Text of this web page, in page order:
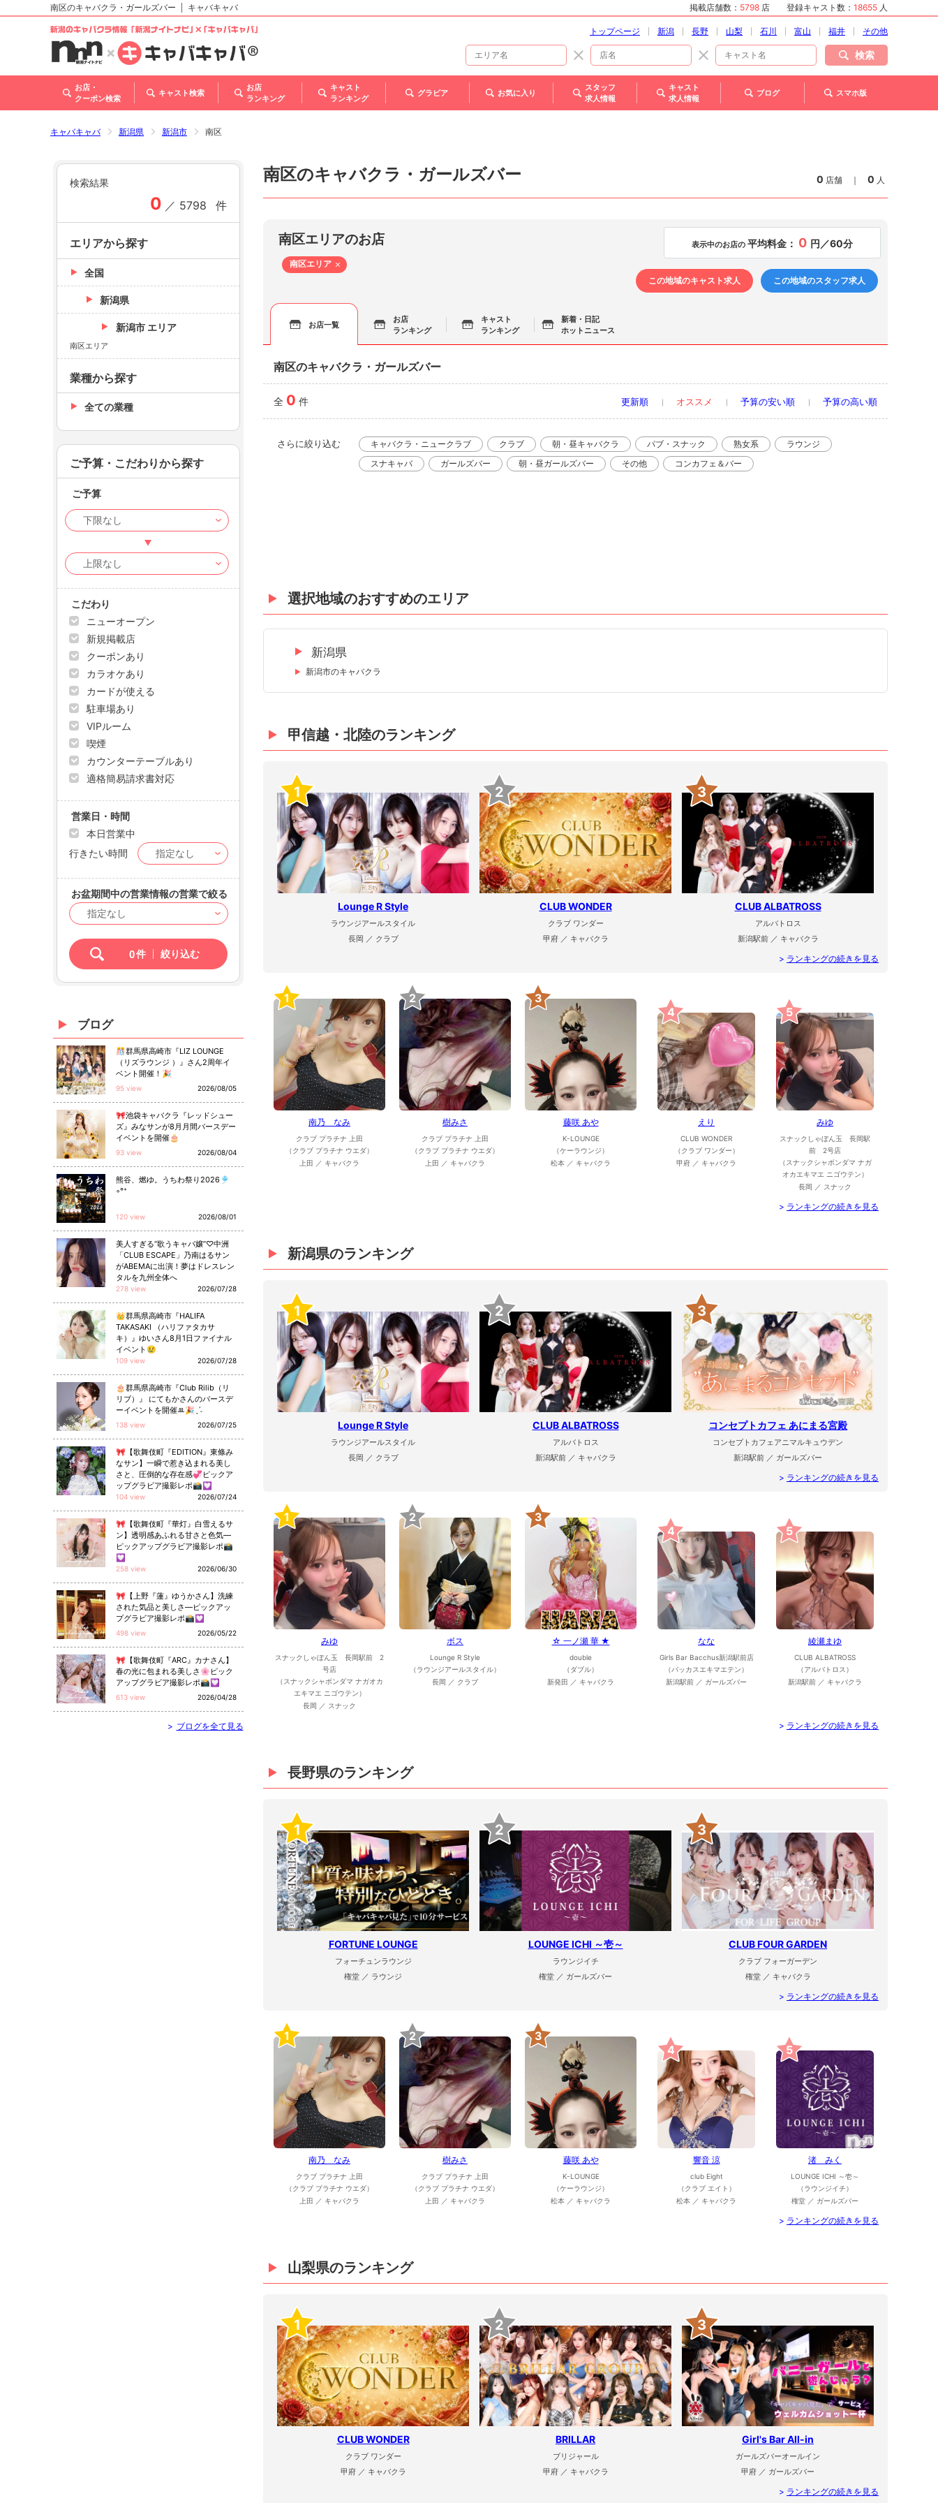
北海道
東北
甲信越・北陸
関西
南区のキャバクラ・ガールズバー キャバキャバ 掲載店舗数： 5798 店 登録キャスト数： 18655 人
トップページ 新潟 長野 山梨 石川 富山 福井 その他
検索
お店・
クーポン検索
キャスト検索
お店
ランキング
キャスト
ランキング
グラビア お気に入り
スタッフ
求人情報
キャスト
求人情報
ブログ スマホ版
キャバキャバ 新潟県 新潟市 南区
南区のキャバクラ・ガールズバー 0 店舗 ｜ 0 人
南区エリアのお店 表示中のお店の 平均料金： 0 円／60分
南区エリア
この地域のキャスト求人
この地域のスタッフ求人
お店一覧
お店
ランキング
キャスト
ランキング
新着・日記
ホットニュース
南区のキャバクラ・ガールズバー
全 0 件 更新順 オススメ 予算の安い順 予算の高い順
さらに絞り込む キャバクラ・ニュークラブ クラブ 朝・昼キャバクラ パブ・スナック 熟女系
ラウンジ
スナキャバ
ガールズバー 朝・昼ガールズバー その他 コンカフェ＆バー
選択地域のおすすめのエリア
新潟県
新潟市のキャバクラ
甲信越・北陸のランキング
1
Lounge R Style
ラウンジアールスタイル
長岡 ／ クラブ
2
CLUB WONDER
クラブ ワンダー
甲府 ／ キャバクラ
3
CLUB ALBATROSS
アルバトロス
新潟駅前 ／ キャバクラ
> ランキングの続きを見る
1
南乃 なみ
クラブ プラチナ 上田
（クラブ プラチナ ウエダ）
上田 ／ キャバクラ
2
樹みさ
クラブ プラチナ 上田
（クラブ プラチナ ウエダ）
上田 ／ キャバクラ
3
藤咲 あや
K-LOUNGE
（ケーラウンジ）
松本 ／ キャバクラ
4
えり
CLUB WONDER
（クラブ ワンダー）
甲府 ／ キャバクラ
5
みゆ
スナックしゃぼん玉 長岡駅
前 2号店
（スナックシャボンダマ ナガ
オカエキマエ ニゴウテン）
長岡 ／ スナック
> ランキングの続きを見る
新潟県のランキング
1
Lounge R Style
ラウンジアールスタイル
長岡 ／ クラブ
2
CLUB ALBATROSS
アルバトロス
新潟駅前 ／ キャバクラ
3
コンセプトカフェ あにまる宮殿
コンセプトカフェアニマルキュウデン
新潟駅前 ／ ガールズバー
> ランキングの続きを見る
1
みゆ
スナックしゃぼん玉 長岡駅前 2
号店
（スナックシャボンダマ ナガオカ
エキマエ ニゴウテン）
長岡 ／ スナック
2
ボス
Lounge R Style
（ラウンジアールスタイル）
長岡 ／ クラブ
3
☆ 一ノ瀬 華 ★
double
（ダブル）
新発田 ／ キャバクラ
4
なな
Girls Bar Bacchus新潟駅前店
（バッカスエキマエテン）
新潟駅前 ／ ガールズバー
5
綾瀬まゆ
CLUB ALBATROSS
（アルバトロス）
新潟駅前 ／ キャバクラ
> ランキングの続きを見る
長野県のランキング
1
FORTUNE LOUNGE
フォーチュンラウンジ
権堂 ／ ラウンジ
2
LOUNGE ICHI ～壱～
ラウンジイチ
権堂 ／ ガールズバー
3
CLUB FOUR GARDEN
クラブ フォーガーデン
権堂 ／ キャバクラ
> ランキングの続きを見る
1
南乃 なみ
クラブ プラチナ 上田
（クラブ プラチナ ウエダ）
上田 ／ キャバクラ
2
樹みさ
クラブ プラチナ 上田
（クラブ プラチナ ウエダ）
上田 ／ キャバクラ
3
藤咲 あや
K-LOUNGE
（ケーラウンジ）
松本 ／ キャバクラ
4
響音 涼
club Eight
（クラブ エイト）
松本 ／ キャバクラ
5
渚 みく
LOUNGE ICHI ～壱～
（ラウンジイチ）
権堂 ／ ガールズバー
> ランキングの続きを見る
山梨県のランキング
1
CLUB WONDER
クラブ ワンダー
甲府 ／ キャバクラ
2
BRILLAR
ブリジャール
甲府 ／ キャバクラ
3
Girl's Bar All-in
ガールズバーオールイン
甲府 ／ ガールズバー
> ランキングの続きを見る
検索結果
0 ／ 5798 件
エリアから探す
全国
新潟県
新潟市 エリア
南区エリア
業種から探す
全ての業種
ご予算・こだわりから探す
ご予算
こだわり
ニューオープン
新規掲載店
クーポンあり
カラオケあり
カードが使える
駐車場あり
VIPルーム
喫煙
カウンターテーブルあり
適格簡易請求書対応
営業日・時間
本日営業中
行きたい時間
お盆期間中の営業情報の営業で絞る
0件 絞り込む
ブログ
🎊群馬県高崎市『LIZ LOUNGE
（リズラウンジ ）』さん2周年イ
ベント開催！🎉
95 view 2026/08/05
🎀池袋キャバクラ『レッドシュー
ズ』みなサンが8月月間バースデー
イベントを開催🎂
93 view 2026/08/04
熊谷、燃ゆ。うちわ祭り2026🎐
◦°⁺
120 view 2026/08/01
美人すぎる“歌うキャバ嬢”♡中洲
「CLUB ESCAPE」乃南はるサン
がABEMAに出演！夢はドレスレン
タルを九州全体へ
278 view 2026/07/28
👑群馬県高崎市『HALIFA
TAKASAKI （ハリファタカサ
キ）』ゆいさん8月1日ファイナル
イベント😢
109 view 2026/07/28
🎂群馬県高崎市『Club Rilib（リ
リブ）』 にてもかさんのバースデ
ーイベントを開催ꔛ🎉ˎˊ˗
138 view 2026/07/25
🎀【歌舞伎町『EDITION』東條み
なサン】一瞬で惹き込まれる美し
さと、圧倒的な存在感💞ピックア
ップグラビア撮影レポ📸💟
104 view 2026/07/24
🎀【歌舞伎町『華灯』白雪えるサ
ン】透明感あふれる甘さと色気—
ピックアップグラビア撮影レポ📸
💟
258 view 2026/06/30
🎀【上野『蓮』ゆうかさん】洗練
された気品と美しさ—ピックアッ
プグラビア撮影レポ📸💟
498 view 2026/05/22
🎀【歌舞伎町『ARC』カナさん】
春の光に包まれる美しさ🌸ピック
アップグラビア撮影レポ📸💟
613 view 2026/04/28
> ブログを全て見る